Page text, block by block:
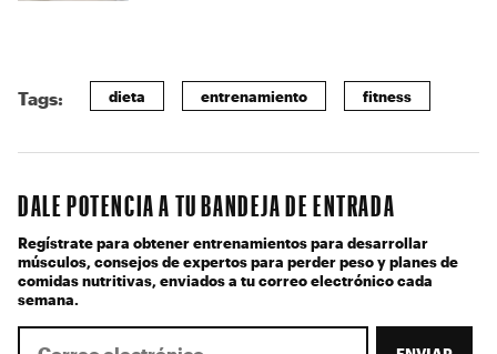
Tags: dieta entrenamiento fitness
DALE POTENCIA A TU BANDEJA DE ENTRADA
Regístrate para obtener entrenamientos para desarrollar
músculos, consejos de expertos para perder peso y planes de
comidas nutritivas, enviados a tu correo electrónico cada
semana.